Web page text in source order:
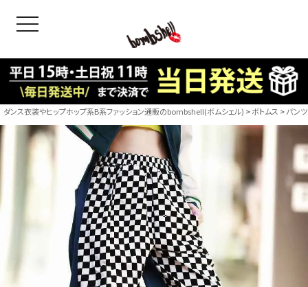
toggle navigation
B/bomb
ダンス衣装やヒップホップ系B系ファッション通販のbombshell(ボムシェル) ボトムス パン